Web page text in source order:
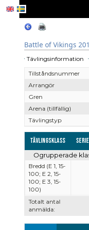
Battle of Vikings
Tävlingsinformation
Tillståndsnummer
Arrangör
Gren
Arena (tillfällig)
Tävlingstyp
Tävlingsklass Serie
Totalt antal
anmälda:
Ogrupperade
Bredd (E 1, 15-
100; E 2, 15-
100; E 3, 15-
100)